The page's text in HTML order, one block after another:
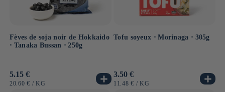
Fèves de soja noir de Hokkaido
⋅ Tanaka Bussan ⋅ 250g
Prix
habituel
5.15 €
PRIX
20.60 € / PAR
KG
Tofu soyeux ⋅ Morinaga ⋅ 305g
Prix
habituel
3.50 €
PRIX
11.48 € / PAR
KG